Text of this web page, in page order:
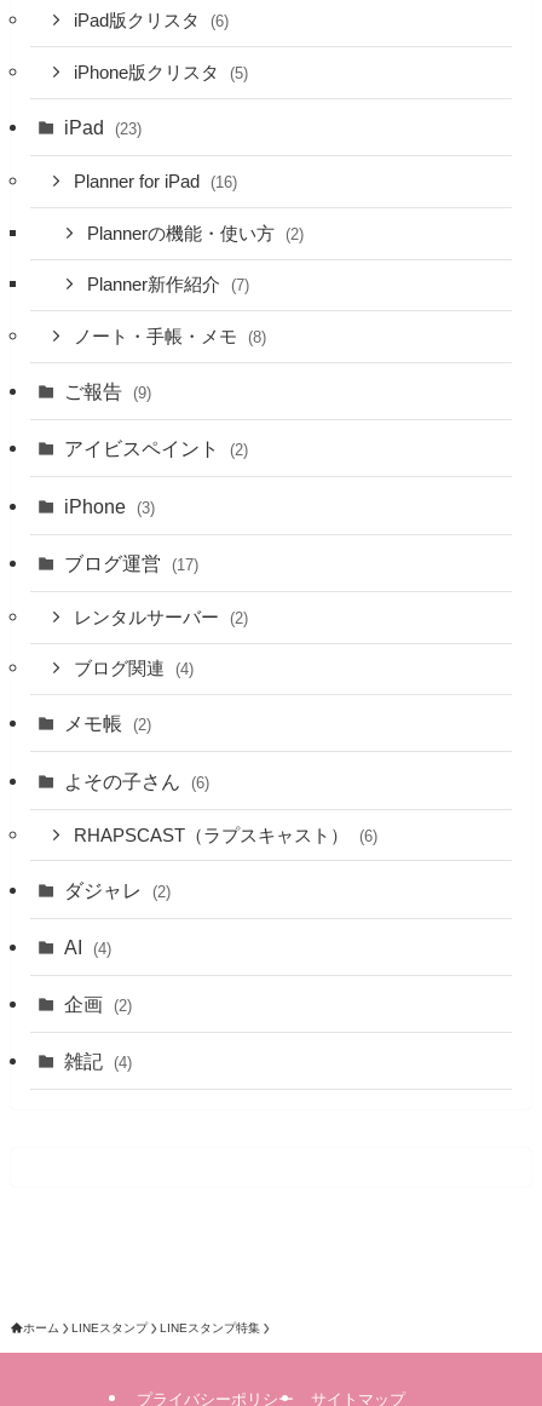
iPad版クリスタ (6)
iPhone版クリスタ (5)
iPad (23)
Planner for iPad (16)
Plannerの機能・使い方 (2)
Planner新作紹介 (7)
ノート・手帳・メモ (8)
ご報告 (9)
アイビスペイント (2)
iPhone (3)
ブログ運営 (17)
レンタルサーバー (2)
ブログ関連 (4)
メモ帳 (2)
よその子さん (6)
RHAPSCAST（ラプスキャスト） (6)
ダジャレ (2)
AI (4)
企画 (2)
雑記 (4)
ホーム LINEスタンプ LINEスタンプ特集
プライバシーポリシー サイトマップ